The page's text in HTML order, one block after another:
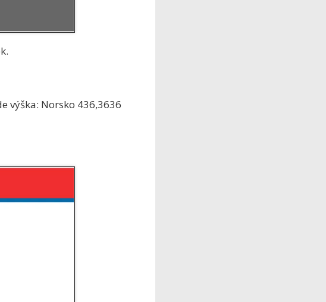
výška: Norsko 436,3636